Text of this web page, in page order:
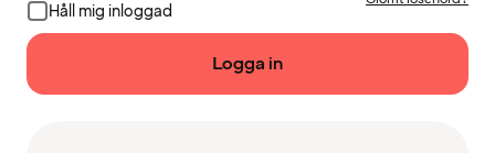
Håll mig inloggad
Logga in